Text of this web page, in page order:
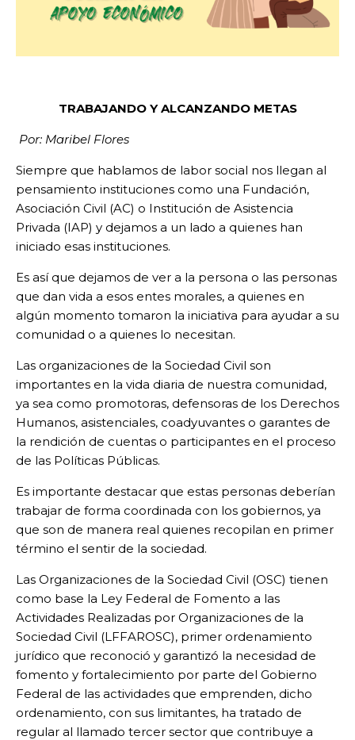
TRABAJANDO Y ALCANZANDO METAS
Por: Maribel Flores
Siempre que hablamos de labor social nos llegan al
pensamiento instituciones como una Fundación,
Asociación Civil (AC) o Institución de Asistencia
Privada (IAP) y dejamos a un lado a quienes han
iniciado esas instituciones.
Es así que dejamos de ver a la persona o las personas
que dan vida a esos entes morales, a quienes en
algún momento tomaron la iniciativa para ayudar a su
comunidad o a quienes lo necesitan.
Las organizaciones de la Sociedad Civil son
importantes en la vida diaria de nuestra comunidad,
ya sea como promotoras, defensoras de los Derechos
Humanos, asistenciales, coadyuvantes o garantes de
la rendición de cuentas o participantes en el proceso
de las Políticas Públicas.
Es importante destacar que estas personas deberían
trabajar de forma coordinada con los gobiernos, ya
que son de manera real quienes recopilan en primer
término el sentir de la sociedad.
Las Organizaciones de la Sociedad Civil (OSC) tienen
como base la Ley Federal de Fomento a las
Actividades Realizadas por Organizaciones de la
Sociedad Civil (LFFAROSC), primer ordenamiento
jurídico que reconoció y garantizó la necesidad de
fomento y fortalecimiento por parte del Gobierno
Federal de las actividades que emprenden, dicho
ordenamiento, con sus limitantes, ha tratado de
regular al llamado tercer sector que contribuye a